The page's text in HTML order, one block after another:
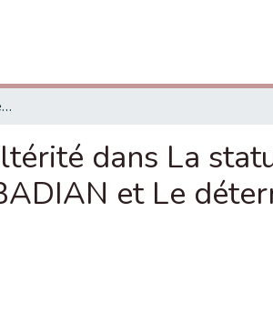
Représentations identitaires et poétique de l’altérité dans La statue de sel d’Albert MEMMI, Sous l’orage de Seydou BADIAN et Le déterreur de Mohammed KHAIR-EDDINE
dans La
et Le